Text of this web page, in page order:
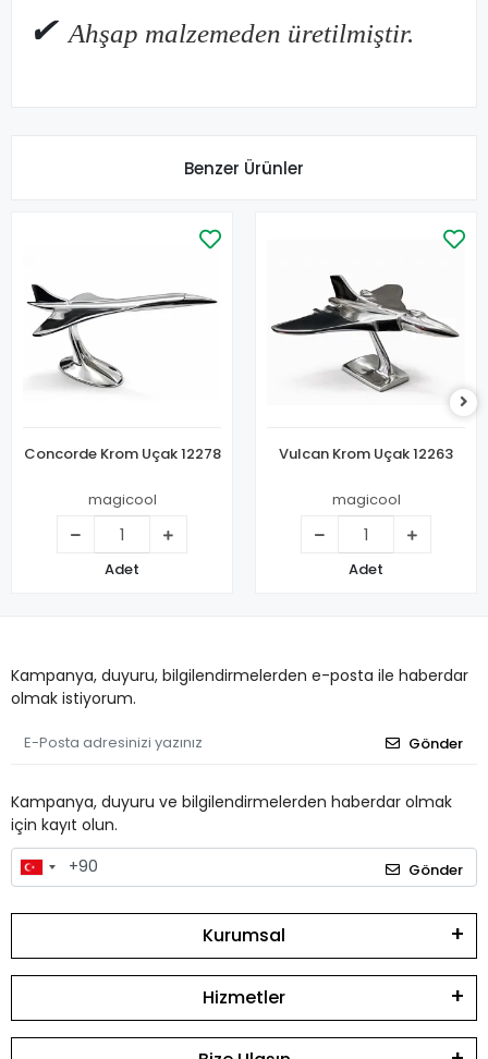
✔ Ahşap malzemeden üretilmiştir.
Benzer Ürünler
Concorde Krom Uçak 12278
magicool
Adet
Vulcan Krom Uçak 12263
magicool
Adet
Kampanya, duyuru, bilgilendirmelerden e-posta ile haberdar
olmak istiyorum.
Gönder
Kampanya, duyuru ve bilgilendirmelerden haberdar olmak
için kayıt olun.
Gönder
Kurumsal
Hizmetler